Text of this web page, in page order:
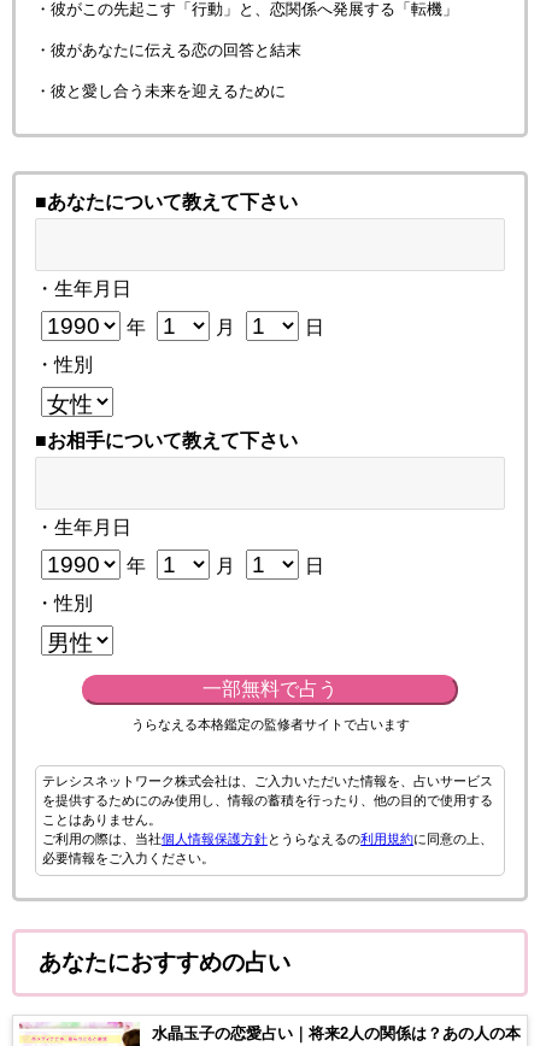
・彼がこの先起こす「行動」と、恋関係へ発展する「転機」
・彼があなたに伝える恋の回答と結末
・彼と愛し合う未来を迎えるために
■あなたについて教えて下さい
・生年月日
年 月
日
・性別
■お相手について教えて下さい
・生年月日
年 月
日
・性別
一部無料で占う
うらなえる本格鑑定の監修者サイトで占います
テレシスネットワーク株式会社は、ご入力いただいた情報を、占いサービス
を提供するためにのみ使用し、情報の蓄積を行ったり、他の目的で使用する
ことはありません。
ご利用の際は、当社個人情報保護方針とうらなえるの利用規約に同意の上、
必要情報をご入力ください。
あなたにおすすめの占い
水晶玉子の恋愛占い｜将来2人の関係は？あの人の本